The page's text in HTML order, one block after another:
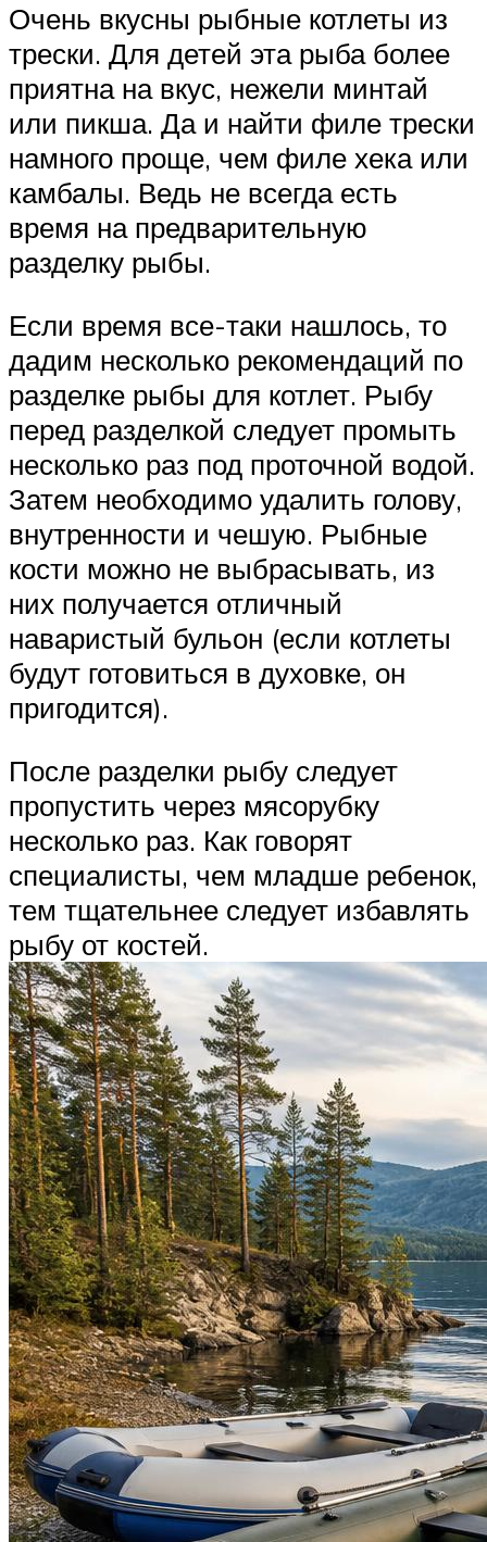
Очень вкусны рыбные котлеты из
трески. Для детей эта рыба более
приятна на вкус, нежели минтай
или пикша. Да и найти филе трески
намного проще, чем филе хека или
камбалы. Ведь не всегда есть
время на предварительную
разделку рыбы.
Если время все-таки нашлось, то
дадим несколько рекомендаций по
разделке рыбы для котлет. Рыбу
перед разделкой следует промыть
несколько раз под проточной водой.
Затем необходимо удалить голову,
внутренности и чешую. Рыбные
кости можно не выбрасывать, из
них получается отличный
наваристый бульон (если котлеты
будут готовиться в духовке, он
пригодится).
После разделки рыбу следует
пропустить через мясорубку
несколько раз. Как говорят
специалисты, чем младше ребенок,
тем тщательнее следует избавлять
рыбу от костей.